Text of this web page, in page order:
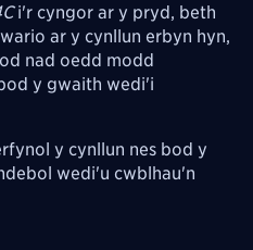
i'r cyngor ar y pryd, beth
ar y cynllun erbyn hyn,
nad oedd modd
y gwaith wedi'i
y cynllun nes bod y
wedi'u cwblhau'n